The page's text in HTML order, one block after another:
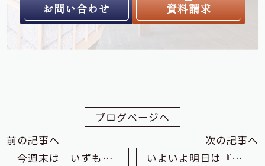
お問い合わせ 資料請求
ブログページへ
前の記事へ
今週末は『いずも産業未来博2018』 / Y様邸(松江) フルリノベ
次の記事へ
いよいよ明日は『いずも産業未来博2018』